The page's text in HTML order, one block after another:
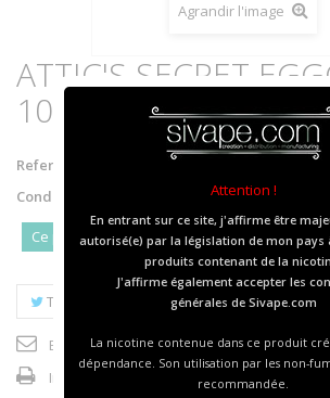
Attention !
En entrant sur ce site, j'affirme être
autorisé(e) par la législation de mon pays
produits contenant de la
J'affirme également accepter les
générales de Sivape.com
La nicotine contenue dans ce produit
dépendance. Son utilisation par les non-
recommandée.
Agrandir l'image
ATTIC'S SECRET
100in120
Reference:
Condition:
Ce produit n'est plus en stock
Tweet Partager Google+
Envoyer à un ami
Imprimer